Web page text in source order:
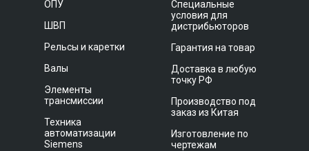
ОПУ
ШВП
Рельсы и каретки
Валы
Элементы
трансмиссии
Техника
автоматизации
Siemens
Специальные
условия для
дистрибьюторов
Гарантия на товар
Доставка в любую
точку РФ
Производство под
заказ из Китая
Изготовление по
чертежам